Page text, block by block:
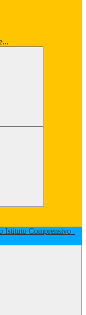
Istituto Comprensivo